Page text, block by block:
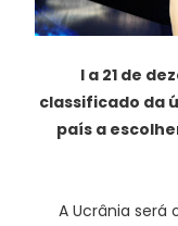
l a 21 de
classificado da
país a
A Ucrânia será